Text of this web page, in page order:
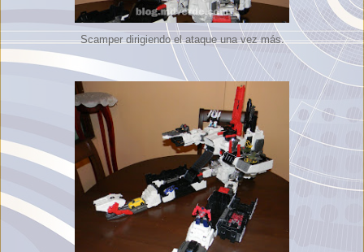
Scamper dirigiendo el ataque una vez más.